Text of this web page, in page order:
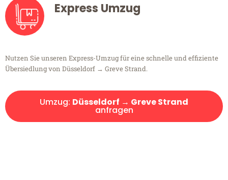
Express Umzug
Nutzen Sie unseren Express-Umzug für eine schnelle und effiziente
Übersiedlung von Düsseldorf → Greve Strand.
Umzug: Düsseldorf → Greve Strand
anfragen